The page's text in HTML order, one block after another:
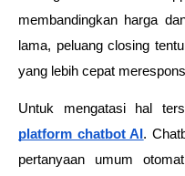
membandingkan harga
lama, peluang closing
yang lebih cepat
platform chatbot AI .
pertanyaan umum